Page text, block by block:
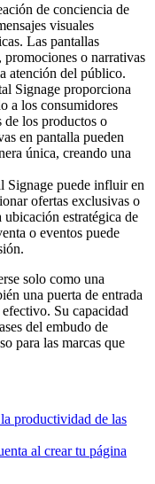
de conciencia de
visuales
Las pantallas
promociones o narrativas
atención del público.
Signage proporciona
a los consumidores
de los productos o
en pantalla pueden
única, creando una
Signage puede influir en
ofertas exclusivas o
estratégica de
o eventos puede
solo como una
una puerta de entrada
Su capacidad
del embudo de
para las marcas que
productividad de las
al crear tu página